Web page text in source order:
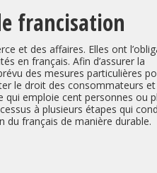
francisation
et des affaires. Elles ont
en français. Afin d’assurer la
des mesures particulières
le droit des consommateurs et
qui emploie cent personnes ou
à plusieurs étapes qui
du français de manière durable.